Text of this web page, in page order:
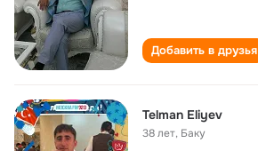
Добавить в друзья
Telman Eliyev
38 лет, Баку